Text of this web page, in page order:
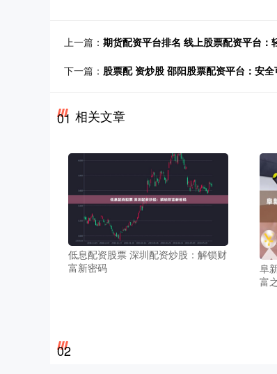
上一篇： 期货配资平台排名 线上股票配资平台：
下一篇： 股票配 资炒股 邵阳股票配资平台：安
01 相关文章
低息配资股票 深圳配资炒股：解锁财
富新密码
阜
富
02